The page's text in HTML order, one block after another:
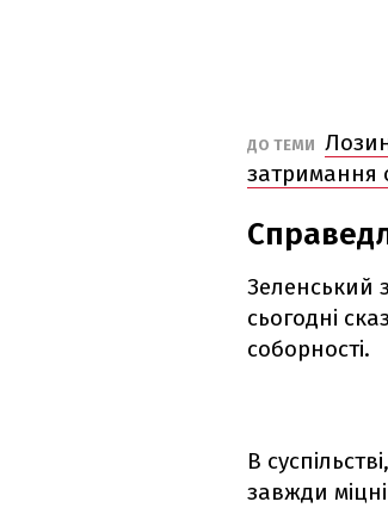
ДО ТЕМИ
затримання
Зеленський
сьогодні
соборності.
В
завжди